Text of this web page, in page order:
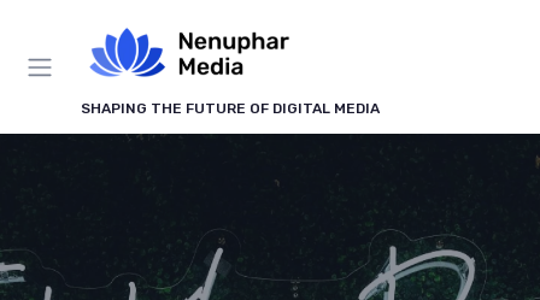
SHAPING THE FUTURE OF DIGITAL MEDIA